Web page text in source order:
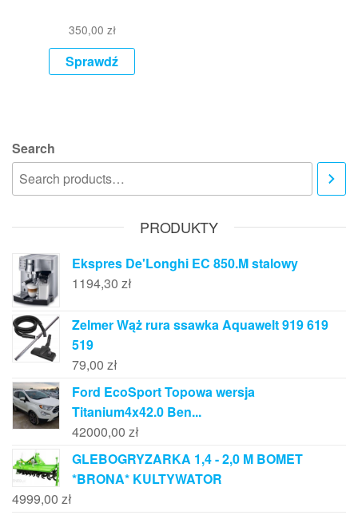
350,00 zł
Sprawdź
Search
PRODUKTY
Ekspres De'Longhi EC 850.M stalowy
1194,30 zł
Zelmer Wąż rura ssawka Aquawelt 919 619
519
79,00 zł
Ford EcoSport Topowa wersja
Titanium4x42.0 Ben...
42000,00 zł
GLEBOGRYZARKA 1,4 - 2,0 M BOMET
*BRONA* KULTYWATOR
4999,00 zł